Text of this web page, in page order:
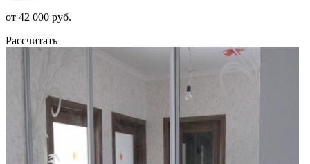
от 42 000 руб.
Рассчитать